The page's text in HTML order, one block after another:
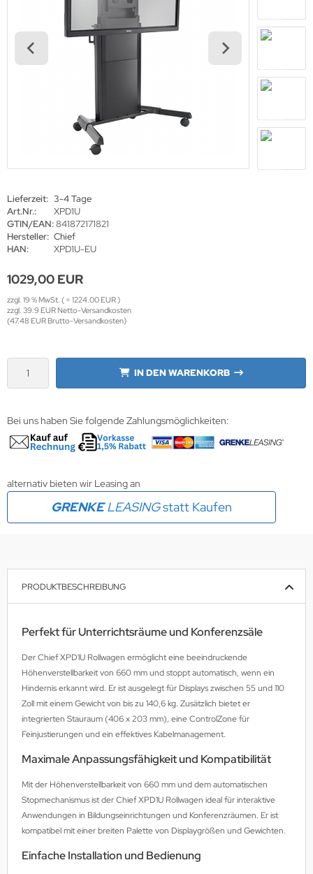
Lieferzeit: 3-4 Tage
Art.Nr.:
XPD1U
GTIN/EAN:841872171821
Hersteller: Chief
HAN:
XPD1U-EU
1029,00 EUR
zzgl. 19 % MwSt. ( = 1224.00 EUR )
zzgl. 39.9 EUR Netto-Versandkosten
(47.48 EUR Brutto-Versandkosten)
IN DEN WARENKORB
Bei uns haben Sie folgende Zahlungsmöglichkeiten:
alternativ bieten wir Leasing an
GRENKELEASINGstatt Kaufen
PRODUKTBESCHREIBUNG
Perfekt für Unterrichtsräume und Konferenzsäle
Der Chief XPD1U Rollwagen ermöglicht eine beeindruckende
Höhenverstellbarkeit von 660 mm und stoppt automatisch, wenn ein
Hindernis erkannt wird. Er ist ausgelegt für Displays zwischen 55 und 110
Zoll mit einem Gewicht von bis zu 140,6 kg. Zusätzlich bietet er
integrierten Stauraum (406 x 203 mm), eine ControlZone für
Feinjustierungen und ein effektives Kabelmanagement.
Maximale Anpassungsfähigkeit und Kompatibilität
Mit der Höhenverstellbarkeit von 660 mm und dem automatischen
Stopmechanismus ist der Chief XPD1U Rollwagen ideal für interaktive
Anwendungen in Bildungseinrichtungen und Konferenzräumen. Er ist
kompatibel mit einer breiten Palette von Displaygrößen und Gewichten.
Einfache Installation und Bedienung
Monitore
Informationsschilder
display
GmbH